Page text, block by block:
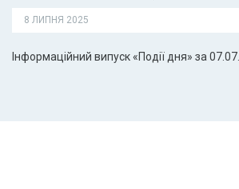
8 ЛИПНЯ 2025
Інформаційний випуск «Події дня» за